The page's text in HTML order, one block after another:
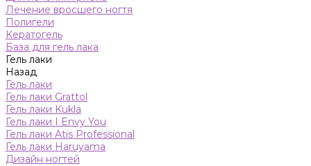
Лечение вросшего ногтя
Полигели
Кератогель
База для гель лака
Гель лаки
Назад
Гель лаки
Гель лаки Grattol
Гель лаки Kukla
Гель лаки I Envy You
Гель лаки Atis Professional
Гель лаки Haruyama
Дизайн ногтей